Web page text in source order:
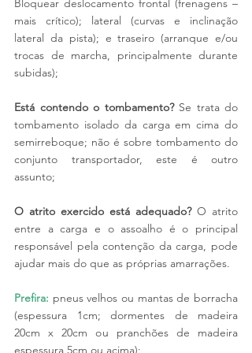
Bloquear deslocamento frontal (frenagens –
mais crítico); lateral (curvas e inclinação
lateral da pista); e traseiro (arranque e/ou
trocas de marcha, principalmente durante
subidas);
Está contendo o tombamento? Se trata do
tombamento isolado da carga em cima do
semirreboque; não é sobre tombamento do
conjunto transportador, este é outro
assunto;
O atrito exercido está adequado? O atrito
entre a carga e o assoalho é o principal
responsável pela contenção da carga, pode
ajudar mais do que as próprias amarrações.
Prefira: pneus velhos ou mantas de borracha
(espessura 1cm; dormentes de madeira
20cm x 20cm ou pranchões de madeira
espessura 5cm ou acima);